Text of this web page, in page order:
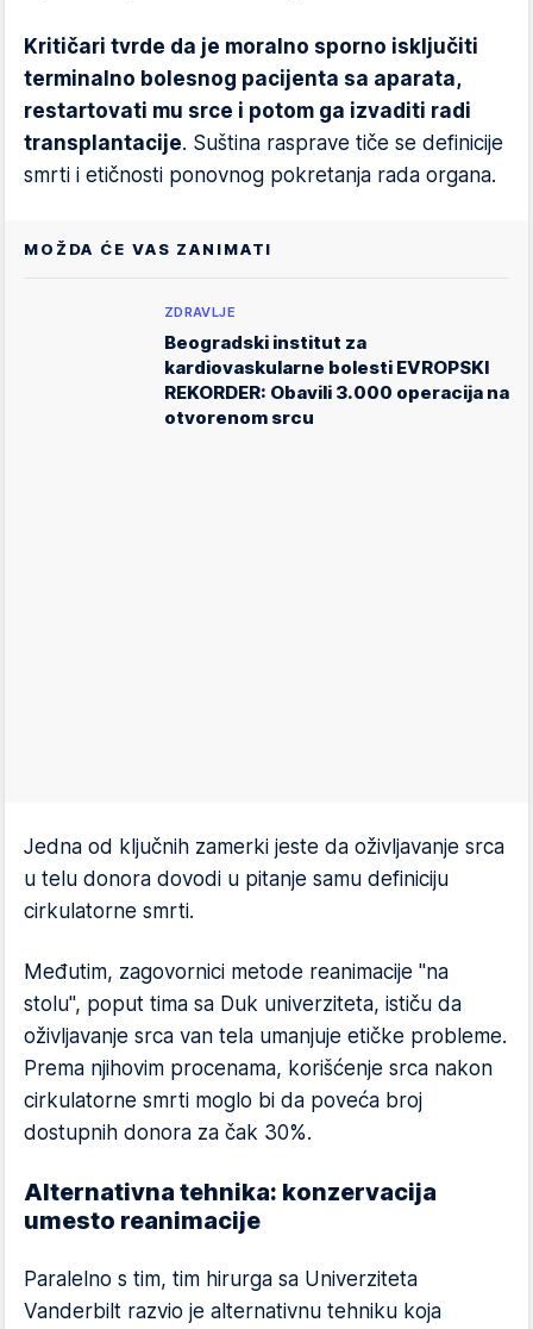
Kritičari tvrde da je moralno sporno isključiti
terminalno bolesnog pacijenta sa aparata,
restartovati mu srce i potom ga izvaditi radi
transplantacije. Suština rasprave tiče se definicije
smrti i etičnosti ponovnog pokretanja rada organa.
MOŽDA ĆE VAS ZANIMATI
ZDRAVLJE
Beogradski institut za
kardiovaskularne bolesti EVROPSKI
REKORDER: Obavili 3.000 operacija na
otvorenom srcu
Jedna od ključnih zamerki jeste da oživljavanje srca
u telu donora dovodi u pitanje samu definiciju
cirkulatorne smrti.
Međutim, zagovornici metode reanimacije "na
stolu", poput tima sa Duk univerziteta, ističu da
oživljavanje srca van tela umanjuje etičke probleme.
Prema njihovim procenama, korišćenje srca nakon
cirkulatorne smrti moglo bi da poveća broj
dostupnih donora za čak 30%.
Alternativna tehnika: konzervacija
umesto reanimacije
Paralelno s tim, tim hirurga sa Univerziteta
Vanderbilt razvio je alternativnu tehniku koja